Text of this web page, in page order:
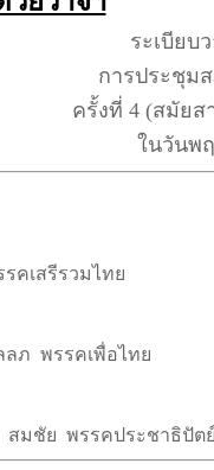
ระเบียบ
การประชุม
ครั้งที่ 4 (สมัยส
ในวันพ
คเสรีรวมไทย
ภ พรรคเพื่อไทย
สมชัย พรรคประชาธิปัต